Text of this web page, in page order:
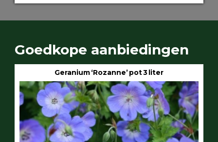
Goedkope aanbiedingen
Geranium ‘Rozanne’ pot 3 liter